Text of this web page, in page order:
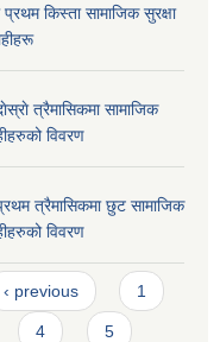
किस्ता सामाजिक सुरक्षा
त्रैमासिकमा सामाजिक
विवरण
त्रैमासिकमा छुट सामाजिक
विवरण
‹ previous 1
4 5